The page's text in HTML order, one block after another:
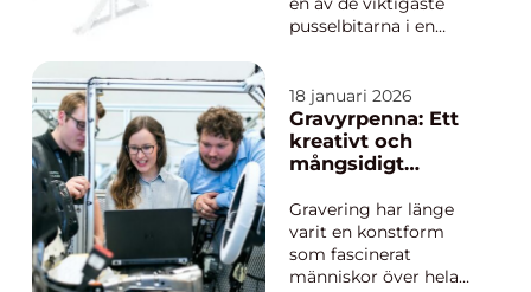
pusselbitarna i en
När material,
komponenter och
färdiga produkter rör
sig smidigt genom
företaget både tid och
pengar. Samtidigt
minskar risken för
olyc...
18 januari 2026
Gravyrpenna: Ett
kreativt och
mångsidigt
Gravering har länge
varit en konstform
som fascinerat
människor över hela